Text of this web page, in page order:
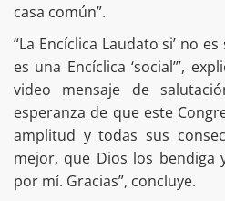
casa común”.
“La Encíclica Laudato si’ no
es una Encíclica ‘social’”,
video mensaje de
esperanza de que este
amplitud y todas sus
mejor, que Dios los bendiga
por mí. Gracias”, concluye.